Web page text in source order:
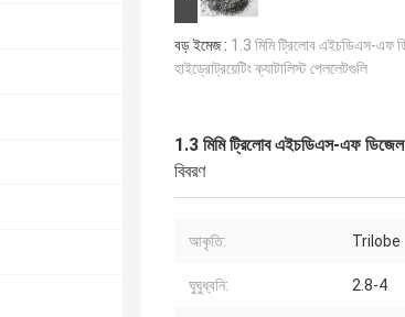
বড় ইমেজ : 1.3 মিমি ট্রিলোব এইচডিএস-এফ
হাইড্রোট্রয়েটিং ক্যাটালিস্ট পেললেটগুলি
1.3 মিমি ট্রিলোব এইচডিএস-এফ ডিজেল
বিবরণ
আকৃতি: Trilobe
ঘুঘুধ্বনি: 2.8-4